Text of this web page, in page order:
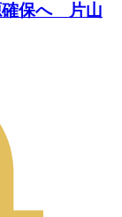
確保へ 片山